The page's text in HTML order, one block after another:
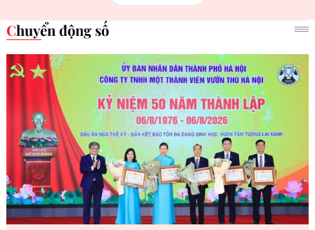
Chuyển động số